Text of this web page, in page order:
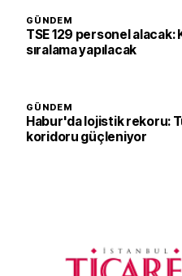
GÜNDEM
TSE 129 personel alacak:
sıralama yapılacak
GÜNDEM
Habur'da lojistik rekoru:
koridoru güçleniyor